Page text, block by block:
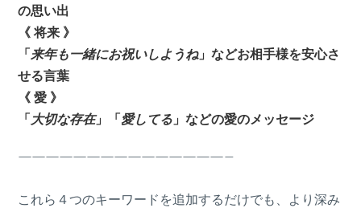
の思い出
《 将来 》
「来年も一緒にお祝いしようね」などお相手様を安心さ
せる言葉
《 愛 》
「大切な存在」「愛してる 」などの愛のメッセージ
———————————————–
これら４つのキーワードを追加するだけでも、より深み